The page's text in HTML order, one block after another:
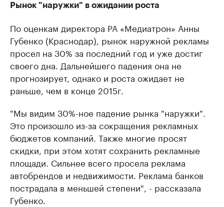
Рынок "наружки" в ожидании роста
По оценкам директора РА «Медиатрон» Анны
Губенко (Краснодар), рынок наружной рекламы
просел на 30% за последний год и уже достиг
своего дна. Дальнейшего падения она не
прогнозирует, однако и роста ожидает не
раньше, чем в конце 2015г.
"Мы видим 30%-ное падение рынка "наружки".
Это произошло из-за сокращения рекламных
бюджетов компаний. Также многие просят
скидки, при этом хотят сохранить рекламные
площади. Сильнее всего просела реклама
автобрендов и недвижимости. Реклама банков
пострадала в меньшей степени", - рассказала
Губенко.